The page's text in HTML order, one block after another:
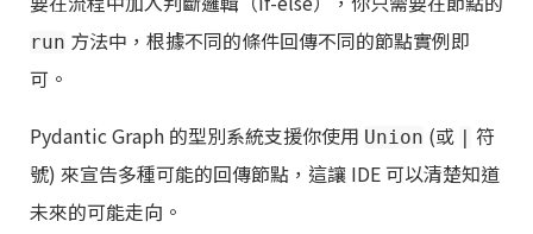
run 方法中，根據不同的條件回傳不同的節點實例即
可。
Pydantic Graph 的型別系統支援你使用 Union (或
符
號) 來宣告多種可能的回傳節點，這讓 IDE 可以清楚知道
未來的可能走向。